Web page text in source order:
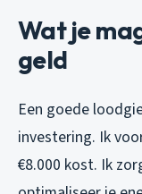
Wat je
geld
Een goede
investering. Ik
€8.000 kost. Ik